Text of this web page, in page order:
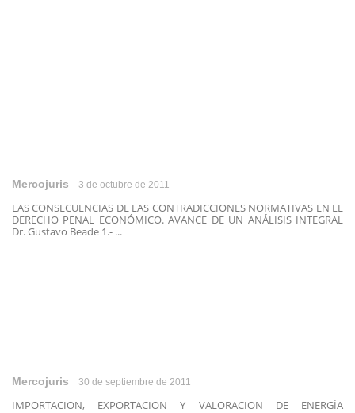
Mercojuris 3 de octubre de 2011
LAS CONSECUENCIAS DE LAS CONTRADICCIONES NORMATIVAS EN EL
DERECHO PENAL ECONÓMICO. AVANCE DE UN ANÁLISIS INTEGRAL
Dr. Gustavo Beade 1.- ...
Mercojuris 30 de septiembre de 2011
IMPORTACION, EXPORTACION Y VALORACION DE ENERGÍA